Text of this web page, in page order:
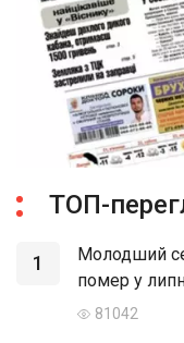
ТОП-
1
Молодший
помер у
81042